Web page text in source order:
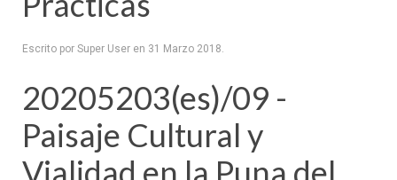
Escrito por Super User en 31 Marzo 2018.
20205203(es)/09 -
Paisaje Cultural y
Vialidad en la Puna del